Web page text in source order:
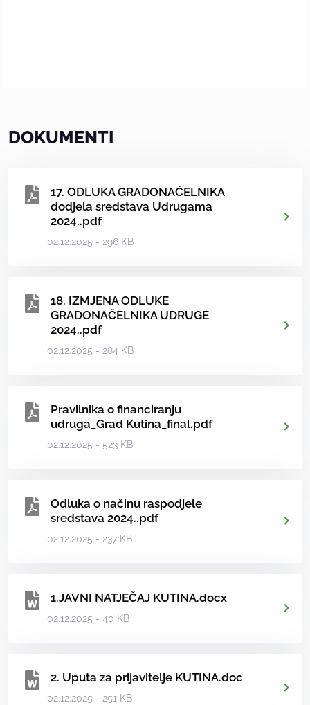
DOKUMENTI
17. ODLUKA GRADONAČELNIKA
dodjela sredstava Udrugama
2024..pdf
02.12.2025 - 296 KB
18. IZMJENA ODLUKE
GRADONAČELNIKA UDRUGE
2024..pdf
02.12.2025 - 284 KB
Pravilnika o financiranju
udruga_Grad Kutina_final.pdf
02.12.2025 - 523 KB
Odluka o načinu raspodjele
sredstava 2024..pdf
02.12.2025 - 237 KB
1.JAVNI NATJEČAJ KUTINA.docx
02.12.2025 - 40 KB
2. Uputa za prijavitelje KUTINA.doc
02.12.2025 - 251 KB